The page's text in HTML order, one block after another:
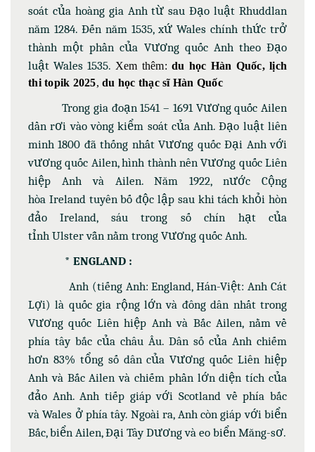
soát của hoàng gia Anh từ sau Đạo luật Rhuddlan
năm 1284. Đến năm 1535, xứ Wales chính thức trở
thành một phần của Vương quốc Anh theo Đạo
luật Wales 1535. Xem thêm:du học Hàn Quốc,lịch
thi topik 2025, du học thạc sĩ Hàn Quốc
Trong gia đoạn 1541 – 1691 Vương quốc Ailen
dần rơi vào vòng kiểm soát của Anh. Đạo luật liên
minh 1800 đã thống nhất Vương quốc Đại Anh với
vương quốc Ailen, hình thành nên Vương quốc Liên
hiệp Anh và Ailen. Năm 1922, nước Cộng
hòa Ireland tuyên bố độc lập sau khi tách khỏi hòn
đảo Ireland, sáu trong số chín hạt của
tỉnh Ulster vẫn nằm trong Vương quốc Anh.
* ENGLAND :
Anh (tiếng Anh: England, Hán-Việt: Anh Cát
Lợi) là quốc gia rộng lớn và đông dân nhất trong
Vương quốc Liên hiệp Anh và Bắc Ailen, nằm về
phía tây bắc của châu Âu. Dân số của Anh chiếm
hơn 83% tổng số dân của Vương quốc Liên hiệp
Anh và Bắc Ailen và chiếm phần lớn diện tích của
đảo Anh. Anh tiếp giáp với Scotland về phía bắc
và Wales ở phía tây. Ngoài ra, Anh còn giáp với biển
Bắc, biển Ailen, Đại Tây Dương và eo biển Măng-sơ.